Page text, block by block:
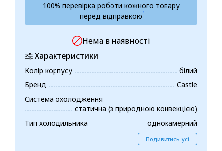
100% перевірка роботи кожного товару
перед відправкою
Нема в наявності
Характеристики
Колір корпусу
білий
Бренд
Castle
Система охолодження
статична (з природною конвекцією)
Тип холодильника
однокамерний
Подивитись усі